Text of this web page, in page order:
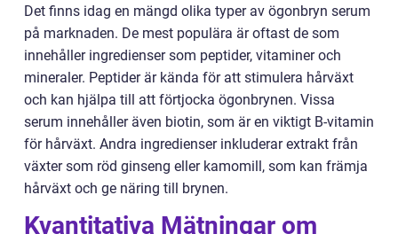
Det finns idag en mängd olika typer av ögonbryn serum
på marknaden. De mest populära är oftast de som
innehåller ingredienser som peptider, vitaminer och
mineraler. Peptider är kända för att stimulera hårväxt
och kan hjälpa till att förtjocka ögonbrynen. Vissa
serum innehåller även biotin, som är en viktigt B-vitamin
för hårväxt. Andra ingredienser inkluderar extrakt från
växter som röd ginseng eller kamomill, som kan främja
hårväxt och ge näring till brynen.
Kvantitativa Mätningar om